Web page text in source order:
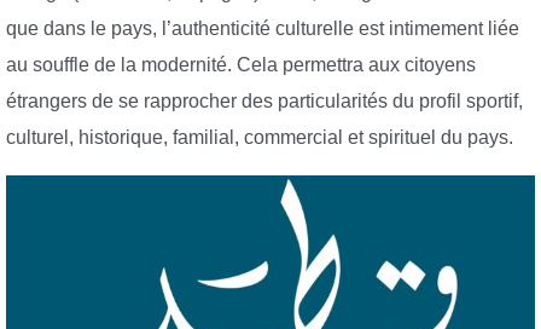
que dans le pays, l’authenticité culturelle est intimement liée
au souffle de la modernité. Cela permettra aux citoyens
étrangers de se rapprocher des particularités du profil sportif,
culturel, historique, familial, commercial et spirituel du pays.